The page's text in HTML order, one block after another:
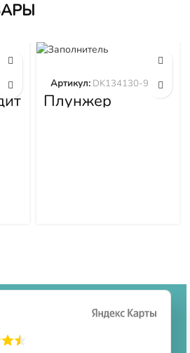
Плунжер
DK134130-9320
Артикул: DK134130-9320